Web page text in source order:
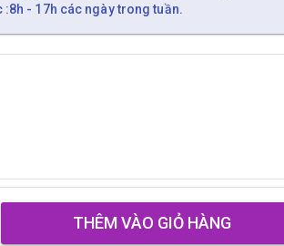
- 17h các ngày trong tuần.
THÊM VÀO GIỎ HÀNG